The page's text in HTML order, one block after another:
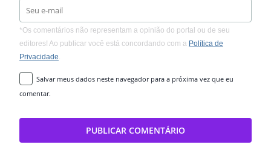
*Os comentários não representam a opinião do portal ou de seu
editores! Ao publicar você está concordando com a Política de
Privacidade
Salvar meus dados neste navegador para a próxima vez que eu
comentar.